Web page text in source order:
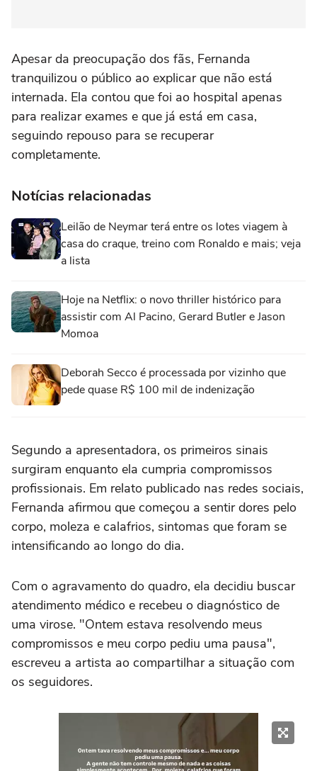
Apesar da preocupação dos fãs, Fernanda
tranquilizou o público ao explicar que não está
internada. Ela contou que foi ao hospital apenas
para realizar exames e que já está em casa,
seguindo repouso para se recuperar
completamente.
Notícias relacionadas
Leilão de Neymar terá entre os lotes viagem à
casa do craque, treino com Ronaldo e mais; veja
a lista
Hoje na Netflix: o novo thriller histórico para
assistir com Al Pacino, Gerard Butler e Jason
Momoa
Deborah Secco é processada por vizinho que
pede quase R$ 100 mil de indenização
Segundo a apresentadora, os primeiros sinais
surgiram enquanto ela cumpria compromissos
profissionais. Em relato publicado nas redes sociais,
Fernanda afirmou que começou a sentir dores pelo
corpo, moleza e calafrios, sintomas que foram se
intensificando ao longo do dia.
Com o agravamento do quadro, ela decidiu buscar
atendimento médico e recebeu o diagnóstico de
uma virose. "Ontem estava resolvendo meus
compromissos e meu corpo pediu uma pausa",
escreveu a artista ao compartilhar a situação com
os seguidores.